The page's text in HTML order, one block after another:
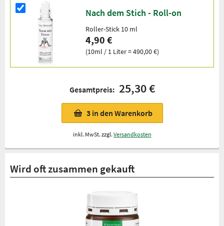
Nach dem Stich - Roll-on
Roller-Stick 10 ml
4,90 €
(10ml / 1 Liter = 490,00 €)
Gesamtpreis: 25,30 €
3 in den Warenkorb
inkl. MwSt. zzgl. Versandkosten
Wird oft zusammen gekauft